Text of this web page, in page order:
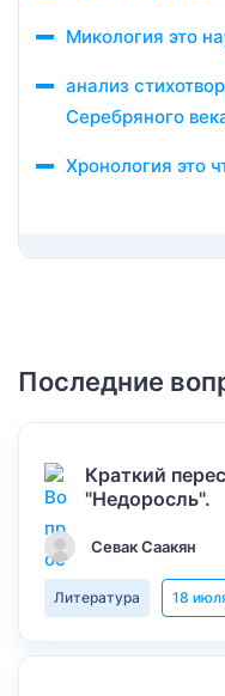
Микология это
анализ
Серебряного
Хронология это
Последние
Краткий
"Недоросль".
Севак Саакян
Литература 18